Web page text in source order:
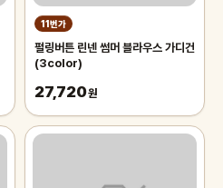
11번가
펄링버튼 린넨 썸머 블라우스 가디건
(3color)
27,720원